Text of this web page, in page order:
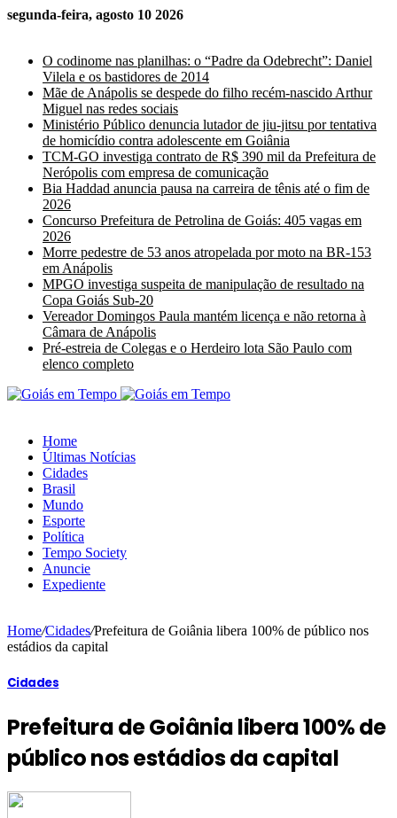
segunda-feira, agosto 10 2026
O codinome nas planilhas: o “Padre da Odebrecht”: Daniel
Vilela e os bastidores de 2014
Mãe de Anápolis se despede do filho recém-nascido Arthur
Miguel nas redes sociais
Ministério Público denuncia lutador de jiu-jitsu por tentativa
de homicídio contra adolescente em Goiânia
TCM-GO investiga contrato de R$ 390 mil da Prefeitura de
Nerópolis com empresa de comunicação
Bia Haddad anuncia pausa na carreira de tênis até o fim de
2026
Concurso Prefeitura de Petrolina de Goiás: 405 vagas em
2026
Morre pedestre de 53 anos atropelada por moto na BR-153
em Anápolis
MPGO investiga suspeita de manipulação de resultado na
Copa Goiás Sub-20
Vereador Domingos Paula mantém licença e não retorna à
Câmara de Anápolis
Pré-estreia de Colegas e o Herdeiro lota São Paulo com
elenco completo
Home
Últimas Notícias
Cidades
Brasil
Mundo
Esporte
Política
Tempo Society
Anuncie
Expediente
Home/Cidades/Prefeitura de Goiânia libera 100% de público nos
estádios da capital
Cidades
Prefeitura de Goiânia libera 100% de
público nos estádios da capital